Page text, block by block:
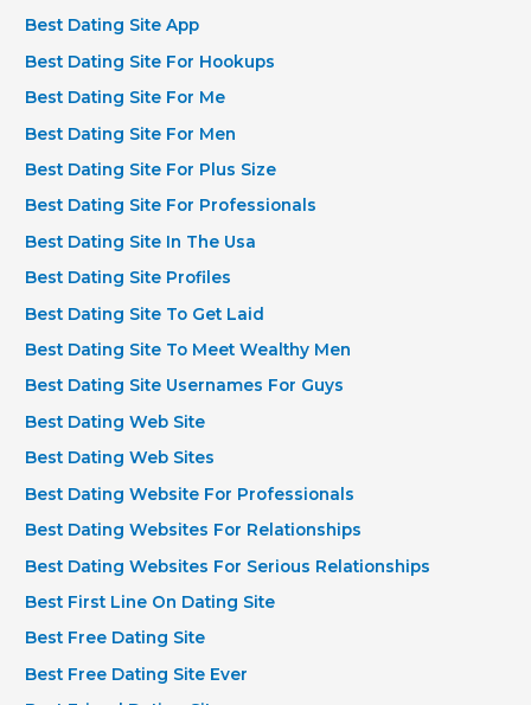
Best Dating Site App
Best Dating Site For Hookups
Best Dating Site For Me
Best Dating Site For Men
Best Dating Site For Plus Size
Best Dating Site For Professionals
Best Dating Site In The Usa
Best Dating Site Profiles
Best Dating Site To Get Laid
Best Dating Site To Meet Wealthy Men
Best Dating Site Usernames For Guys
Best Dating Web Site
Best Dating Web Sites
Best Dating Website For Professionals
Best Dating Websites For Relationships
Best Dating Websites For Serious Relationships
Best First Line On Dating Site
Best Free Dating Site
Best Free Dating Site Ever